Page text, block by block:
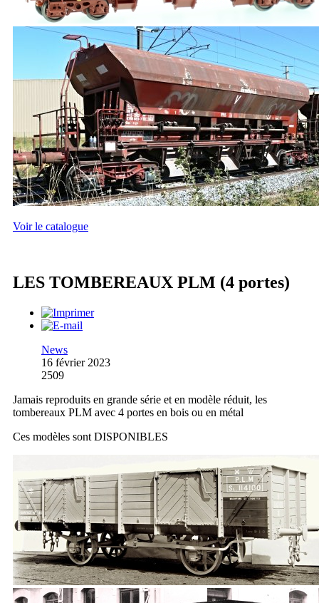
Voir le catalogue
LES TOMBEREAUX PLM (4 portes)
News
16 février 2023
2509
Jamais reproduits en grande série et en modèle réduit, les
tombereaux PLM avec 4 portes en bois ou en métal
Ces modèles sont DISPONIBLES